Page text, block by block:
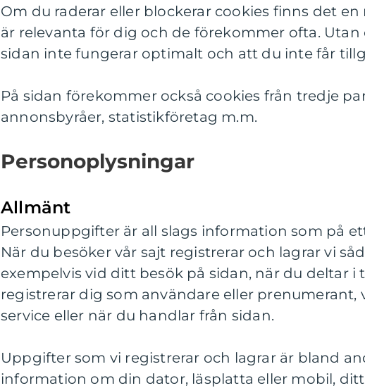
Om du raderar eller blockerar cookies finns det
är relevanta för dig och de förekommer ofta.
sidan inte fungerar optimalt och att du inte får
På sidan förekommer också cookies från tredje
annonsbyråer, statistikföretag m.m.
Personoplysningar
Allmänt
Personuppgifter är all slags information som på
När du besöker vår sajt registrerar och lagrar vi
exempelvis vid ditt besök på sidan, när du deltar
registrerar dig som användare eller prenumerant,
service eller när du handlar från sidan.
Uppgifter som vi registrerar och lagrar är bland
information om din dator, läsplatta eller mobil,